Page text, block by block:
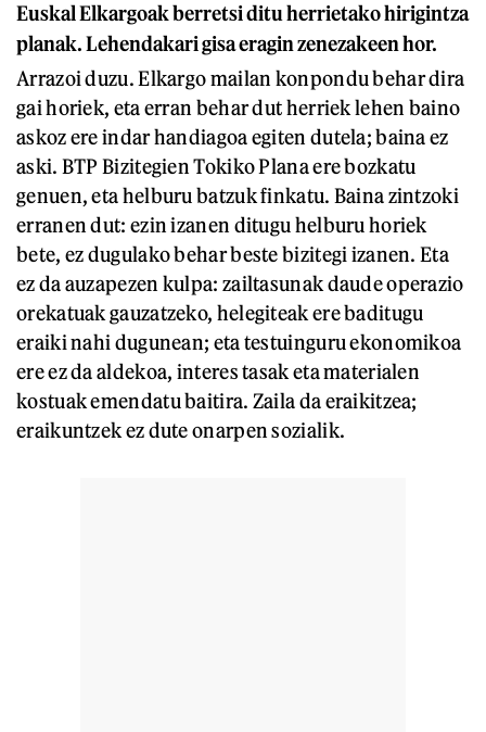
Euskal Elkargoak berretsi ditu herrietako hirigintza
planak. Lehendakari gisa eragin zenezakeen hor.
Arrazoi duzu. Elkargo mailan konpondu behar dira
gai horiek, eta erran behar dut herriek lehen baino
askoz ere indar handiagoa egiten dutela; baina ez
aski. BTP Bizitegien Tokiko Plana ere bozkatu
genuen, eta helburu batzuk finkatu. Baina zintzoki
erranen dut: ezin izanen ditugu helburu horiek
bete, ez dugulako behar beste bizitegi izanen. Eta
ez da auzapezen kulpa: zailtasunak daude operazio
orekatuak gauzatzeko, helegiteak ere baditugu
eraiki nahi dugunean; eta testuinguru ekonomikoa
ere ez da aldekoa, interes tasak eta materialen
kostuak emendatu baitira. Zaila da eraikitzea;
eraikuntzek ez dute onarpen sozialik.